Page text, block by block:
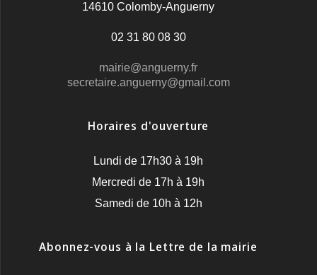
14610 Colomby-Anguerny
02 31 80 08 30
mairie@anguerny.fr
secretaire.anguerny@gmail.com
Horaires d'ouverture
Lundi de 17h30 à 19h
Mercredi de 17h à 19h
Samedi de 10h à 12h
Abonnez-vous à la Lettre de la mairie